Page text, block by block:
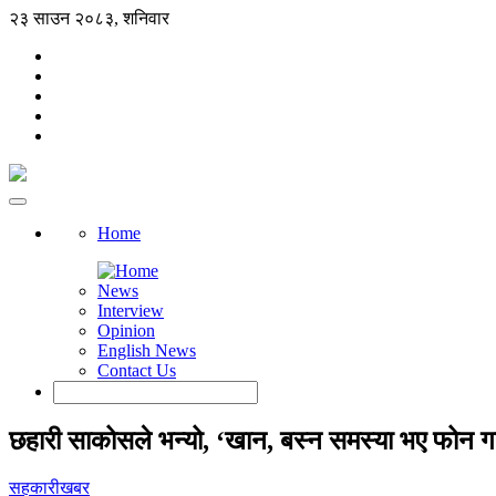
२३ साउन २०८३, शनिवार
Home
News
Interview
Opinion
English News
Contact Us
छहारी साकोसले भन्यो, ‘खान, बस्न समस्या भए फोन
सहकारीखबर